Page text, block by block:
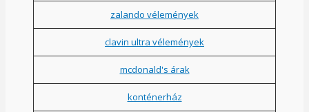
zalando vélemények
clavin ultra vélemények
mcdonald's árak
konténerház